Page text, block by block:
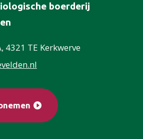
boerderij
4321 TE Kerkwerve